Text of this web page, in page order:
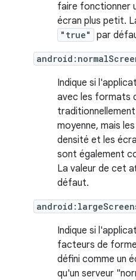
faire fonctionner
écran plus petit.
"true" par
Indique si
avec les formats
moyenne, mais
densité et les
sont également
La valeur de cet
défaut.
Indique si
facteurs de
défini comme un
qu'un serveur